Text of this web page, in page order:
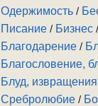
Одержимость /
Писание / Бизнес /
Благодарение /
Благословение,
Блуд, извращения
Сребролюбие /